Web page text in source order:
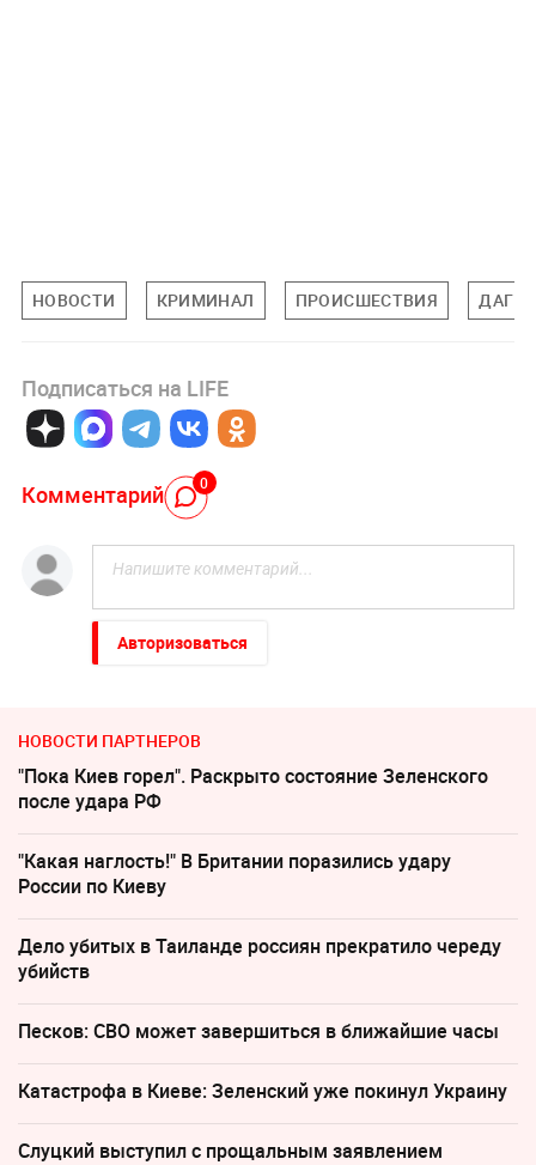
НОВОСТИ КРИМИНАЛ ПРОИСШЕСТВИЯ
Подписаться на LIFE
Комментарий 0
Авторизоваться
НОВОСТИ ПАРТНЕРОВ
"Пока Киев горел". Раскрыто состояние Зеленского
после удара РФ
"Какая наглость!" В Британии поразились удару
России по Киеву
Дело убитых в Таиланде россиян прекратило череду
убийств
Песков: СВО может завершиться в ближайшие часы
Катастрофа в Киеве: Зеленский уже покинул Украину
Слуцкий выступил с прощальным заявлением